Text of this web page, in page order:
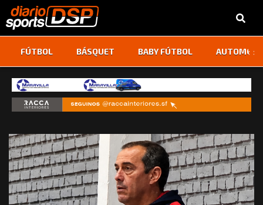
FÚTBOL BÁSQUET BABY FÚTBOL ‹ ›